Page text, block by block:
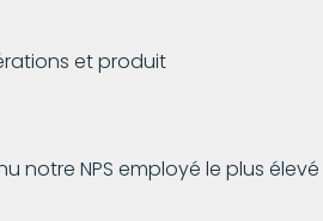
et produit
notre NPS employé le plus